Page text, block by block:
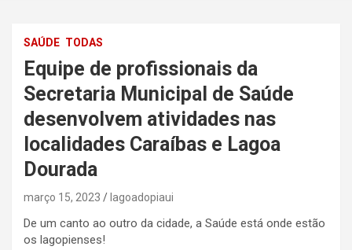
SAÚDE TODAS
Equipe de profissionais da
Secretaria Municipal de Saúde
desenvolvem atividades nas
localidades Caraíbas e Lagoa
Dourada
março 15, 2023 lagoadopiaui
De um canto ao outro da cidade, a Saúde está onde estão
os lagopienses!